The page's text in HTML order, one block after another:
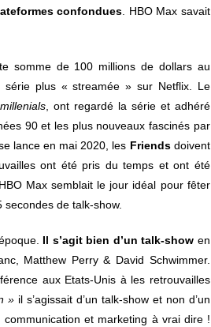
confondues . HBO Max savait
somme de 100 millions de dollars au
série plus « streamée » sur Netflix. Le
millenials , ont regardé la série et adhéré
90 et les plus nouveaux fascinés par
lance en mai 2020, les Friendsdoivent
ont été pris du temps et ont été
Max semblait le jour idéal pour fêter
de talk-show.
Il s’agit bien d’un talk-show en
Matthew Perry & David Schwimmer.
aux Etats-Unis à les retrouvailles
» il s’agissait d’un talk-show et non d’un
et marketing à vrai dire !